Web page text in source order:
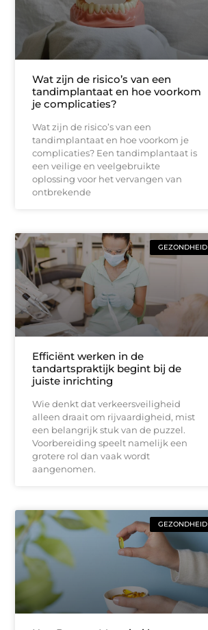
Wat zijn de risico’s van een
tandimplantaat en hoe voorkom
je complicaties?
Wat zijn de risico’s van een
tandimplantaat en hoe voorkom je
complicaties? Een tandimplantaat is
een veilige en veelgebruikte
oplossing voor het vervangen van
ontbrekende
GEZONDHEID
Efficiënt werken in de
tandartspraktijk begint bij de
juiste inrichting
Wie denkt dat verkeersveiligheid
alleen draait om rijvaardigheid, mist
een belangrijk stuk van de puzzel.
Voorbereiding speelt namelijk een
grotere rol dan vaak wordt
aangenomen.
GEZONDHEID